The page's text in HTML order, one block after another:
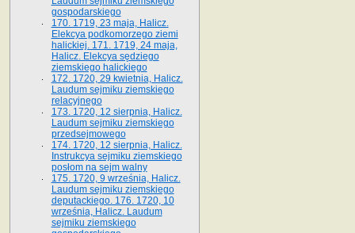
gospodarskiego
170. 1719, 23 maja, Halicz.
Elekcya podkomorzego ziemi
halickiej. 171. 1719, 24 maja,
Halicz. Elekcya sędziego
ziemskiego halickiego
172. 1720, 29 kwietnia, Halicz.
Laudum sejmiku ziemskiego
relacyjnego
173. 1720, 12 sierpnia, Halicz.
Laudum sejmiku ziemskiego
przedsejmowego
174. 1720, 12 sierpnia, Halicz.
Instrukcya sejmiku ziemskiego
posłom na sejm walny
175. 1720, 9 września, Halicz.
Laudum sejmiku ziemskiego
deputackiego. 176. 1720, 10
września, Halicz. Laudum
sejmiku ziemskiego